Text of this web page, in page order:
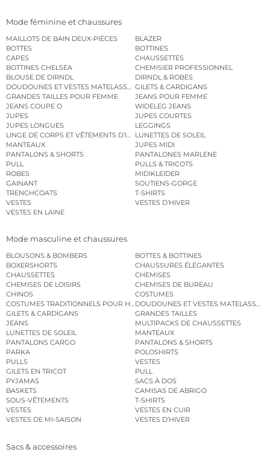
Mode féminine et chaussures
MAILLOTS DE BAIN DEUX-PIÈCES
BLAZER
BOTTES
BOTTINES
CAPES
CHAUSSETTES
BOTTINES CHELSEA
CHEMISIER PROFESSIONNEL
BLOUSE DE DIRNDL
DIRNDL & ROBES
DOUDOUNES ET VESTES MATELASSÉESGILETS & CARDIGANS
GRANDES TAILLES POUR FEMME
JEANS POUR FEMME
JEANS COUPE O
WIDELEG JEANS
JUPES
JUPES COURTES
JUPES LONGUES
LEGGINGS
LINGE DE CORPS ET VÊTEMENTS D’INTÉRIEURLUNETTES DE SOLEIL
MANTEAUX
JUPES MIDI
PANTALONS & SHORTS
PANTALONES MARLENE
PULL
PULLS & TRICOTS
ROBES
MIDIKLEIDER
GAINANT
SOUTIENS-GORGE
TRENCHCOATS
T-SHIRTS
VESTES
VESTES D’HIVER
VESTES EN LAINE
Mode masculine et chaussures
BLOUSONS & BOMBERS
BOTTES & BOTTINES
BOXERSHORTS
CHAUSSURES ÉLÉGANTES
CHAUSSETTES
CHEMISES
CHEMISES DE LOISIRS
CHEMISES DE BUREAU
CHINOS
COSTUMES
COSTUMES TRADITIONNELS POUR HOMMEDOUDOUNES ET VESTES MATELASSÉES
GILETS & CARDIGANS
GRANDES TAILLES
JEANS
MULTIPACKS DE CHAUSSETTES
LUNETTES DE SOLEIL
MANTEAUX
PANTALONS CARGO
PANTALONS & SHORTS
PARKA
POLOSHIRTS
PULLS
VESTES
GILETS EN TRICOT
PULL
PYJAMAS
SACS À DOS
BASKETS
CAMISAS DE ABRIGO
SOUS-VÊTEMENTS
T-SHIRTS
VESTES
VESTES EN CUIR
VESTES DE MI-SAISON
VESTES D’HIVER
Sacs & accessoires